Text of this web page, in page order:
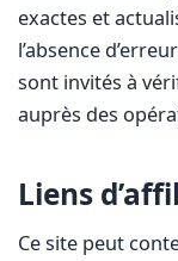
exactes et
l’absence
sont invités à
auprès des
Liens
Ce site peut